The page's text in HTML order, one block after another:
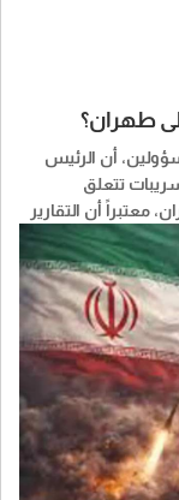
طهران؟
أن الرئيس
تتعلق
معتبراً أن التقارير
أكبر وتضعف مساعي